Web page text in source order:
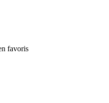
favoris